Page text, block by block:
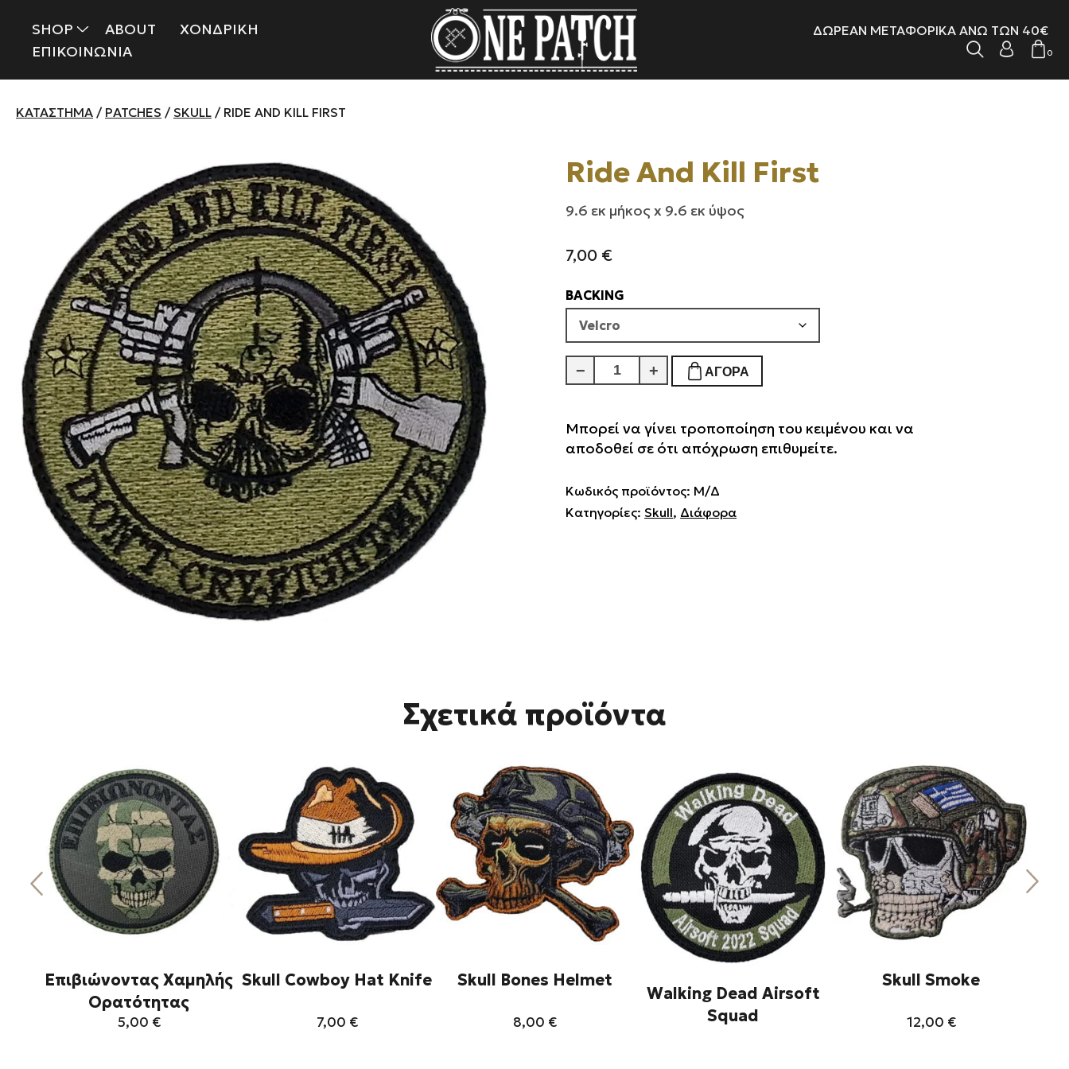
SHOP ABOUT
ΧΟΝΔΡΙΚΗ
ΕΠΙΚΟΙΝΩΝΙΑ
ΔΩΡΕΑΝ ΜΕΤΑΦΟΡΙΚΑ ΑΝΩ ΤΩΝ 40€
0
ΚΑΤΆΣΤΗΜΑ / PATCHES / SKULL / RIDE AND KILL FIRST
Ride And Kill First
9.6 εκ μήκος x 9.6 εκ ύψος
7,00 €
BACKING
−
Ride
And
First
ποσότητα
+ ΑΓΟΡΆ
Μπορεί να γίνει τροποποίηση του κειμένου και να
αποδοθεί σε ότι απόχρωση επιθυμείτε.
Κωδικός προϊόντος: Μ/Δ
Κατηγορίες: Skull, Διάφορα
Σχετικά προϊόντα
Επιβιώνοντας Χαμηλής
Ορατότητας
5,00 €
Skull Cowboy Hat Knife
7,00 €
Skull Bones Helmet
8,00 €
Walking Dead Airsoft
Squad
Skull Smoke
12,00 €